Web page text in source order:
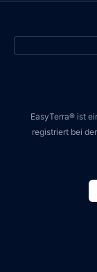
EasyTerra® ist
registriert bei